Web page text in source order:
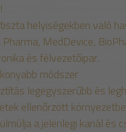
helyiségekben való
MedDevice,
és félvezetőipar.
módszer
legegyszerűbb és
ellenőrzött
a jelenlegi kanál és